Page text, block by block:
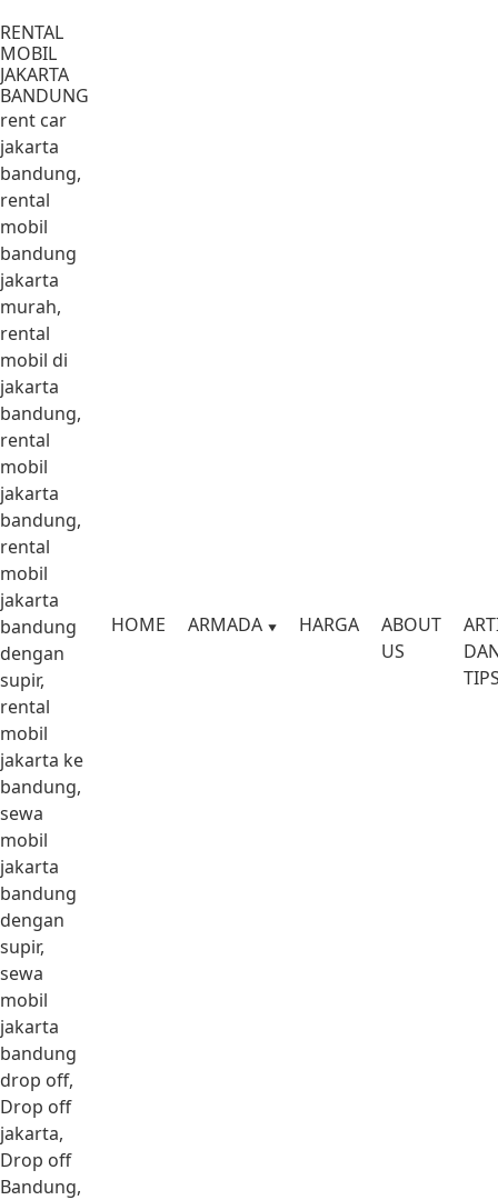
RENTAL
MOBIL
JAKARTA
BANDUNG
rent car
jakarta
bandung,
rental
mobil
bandung
jakarta
murah,
rental
mobil di
jakarta
bandung,
rental
mobil
jakarta
bandung,
rental
mobil
jakarta
bandung
dengan
supir,
rental
mobil
jakarta ke
bandung,
sewa
mobil
jakarta
bandung
dengan
supir,
sewa
mobil
jakarta
bandung
drop off,
Drop off
jakarta,
Drop off
Bandung,
HOME ARMADA HARGA
ABOUT
US